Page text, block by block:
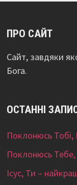
ПРО САЙТ
Сайт, завдяки
Бога.
ОСТАННІ
Поклонюсь Тобі,
Поклонюсь Тебе,
Ісус, Ти –